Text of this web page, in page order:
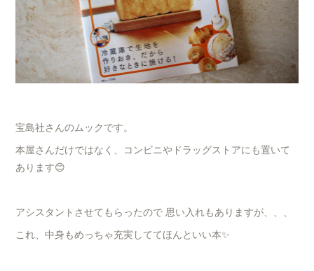
宝島社さんのムックです。
本屋さんだけではなく、コンビニやドラッグストアにも置いて
あります😊
アシスタントさせてもらったので 思い入れもありますが、、、
これ、中身もめっちゃ充実しててほんといい本✨